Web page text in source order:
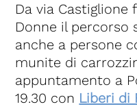
Da via Castiglione
Donne il percorso
anche a persone
munite di
appuntamento a
19.30 con Liberi di